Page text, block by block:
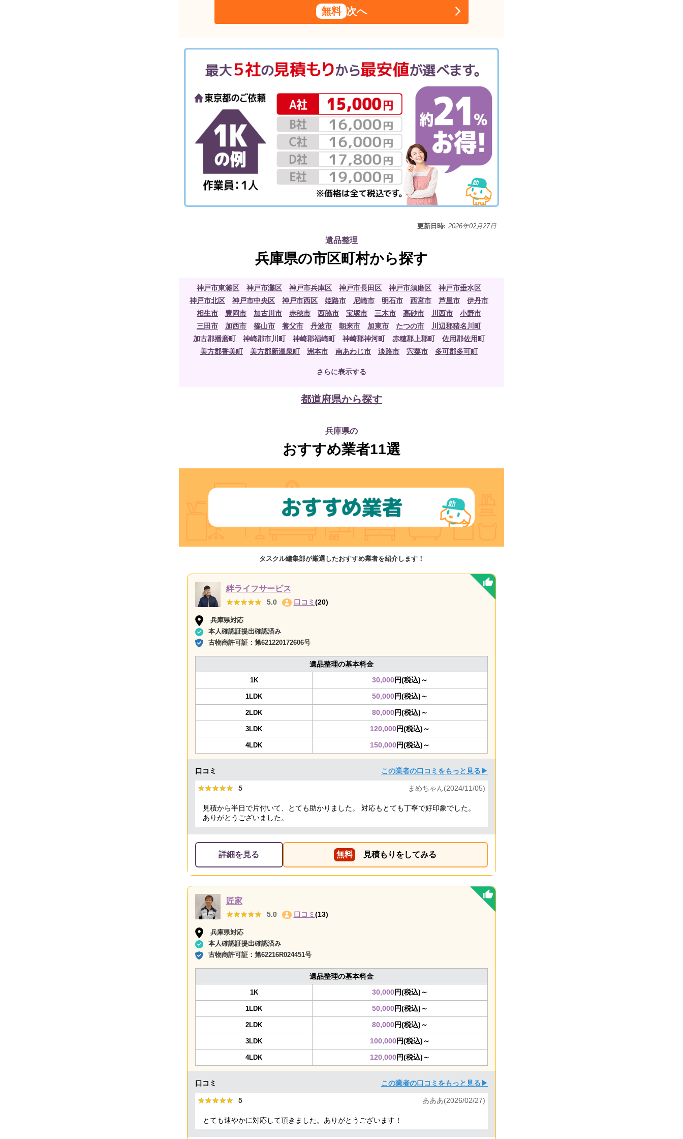
無料 次へ
更新日時: 2026年02月27日
遺品整理
兵庫県の市区町村から探す
神戸市東灘区 神戸市灘区 神戸市兵庫区 神戸市長田区 神戸市須磨区
神戸市垂水区
神戸市北区
神戸市中央区 神戸市西区 姫路市 尼崎市 明石市 西宮市 芦屋市
伊丹市
相生市
豊岡市 加古川市 赤穂市 西脇市 宝塚市 三木市 高砂市 川西市
小野市
三田市
加西市 篠山市 養父市 丹波市 朝来市 加東市 たつの市
川辺郡猪名川町
加古郡播磨町
神崎郡市川町 神崎郡福崎町 神崎郡神河町 赤穂郡上郡町
佐用郡佐用町
美方郡香美町
美方郡新温泉町 洲本市 南あわじ市 淡路市 宍粟市
多可郡多可町
さらに表示する
都道府県から探す
兵庫県の
おすすめ業者11選
タスクル編集部が厳選したおすすめ業者を紹介します！
絆ライフサービス
★★★★★
★★★★★ 5.0 口コミ (20)
兵庫県対応
本人確認証提出確認済み
古物商許可証： 第621220172606号
遺品整理の基本料金
1K 30,000円(税込)～
1LDK 50,000円(税込)～
2LDK 80,000円(税込)～
3LDK 120,000円(税込)～
4LDK 150,000円(税込)～
口コミ この業者の口コミをもっと見る▶
★★★★★
★★★★★ 5 まめちゃん(2024/11/05)
見積から半日で片付いて、とても助かりました。 対応もとても丁寧で好印象でした。
ありがとうございました。
詳細を見る 無料 見積もりをしてみる
匠家
★★★★★
★★★★★ 5.0 口コミ (13)
兵庫県対応
本人確認証提出確認済み
古物商許可証： 第62216R024451号
遺品整理の基本料金
1K 30,000円(税込)～
1LDK 50,000円(税込)～
2LDK 80,000円(税込)～
3LDK 100,000円(税込)～
4LDK 120,000円(税込)～
口コミ この業者の口コミをもっと見る▶
★★★★★
★★★★★ 5 あああ(2026/02/27)
とても速やかに対応して頂きました。ありがとうございます！